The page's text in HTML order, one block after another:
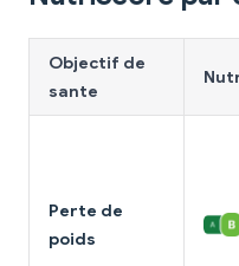
Objectif de
sante
Perte de
poids